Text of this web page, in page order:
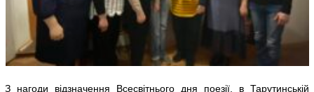
З нагоди відзначення Всесвітнього дня поезії, в Тарутинській